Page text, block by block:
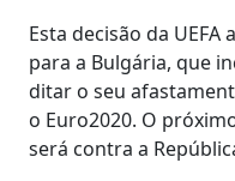
Esta decisão da
para a Bulgária, que
ditar o seu
o Euro2020. O
será contra a